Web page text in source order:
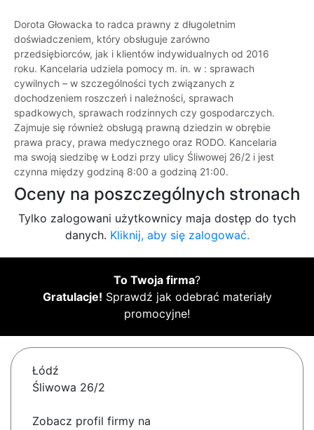
Dorota Głowacka to radca prawny z długoletnim
doświadczeniem, który obsługuje zarówno
przedsiębiorców, jak i klientów indywidualnych od 2016
roku. Kancelaria udziela pomocy m. in. w : sprawach
cywilnych – w szczególności tych związanych z
dochodzeniem roszczeń i należności, sprawach
spadkowych, sprawach rodzinnych czy gospodarczych.
Zajmuje się również obsługą prawną dziedzin w obrębie
prawa pracy, prawa medycznego oraz RODO. Kancelaria
ma swoją siedzibę w Łodzi przy ulicy Śliwowej 26/2 i jest
czynna między godziną 8:00 a godziną 21:00.
Oceny na poszczególnych stronach
Tylko zalogowani użytkownicy maja dostęp do tych
danych. Kliknij, aby się zalogować.
To Twoja firma?
Gratulacje! Sprawdź jak odebrać materiały
promocyjne!
Łódź
Śliwowa 26/2
Zobacz profil firmy na